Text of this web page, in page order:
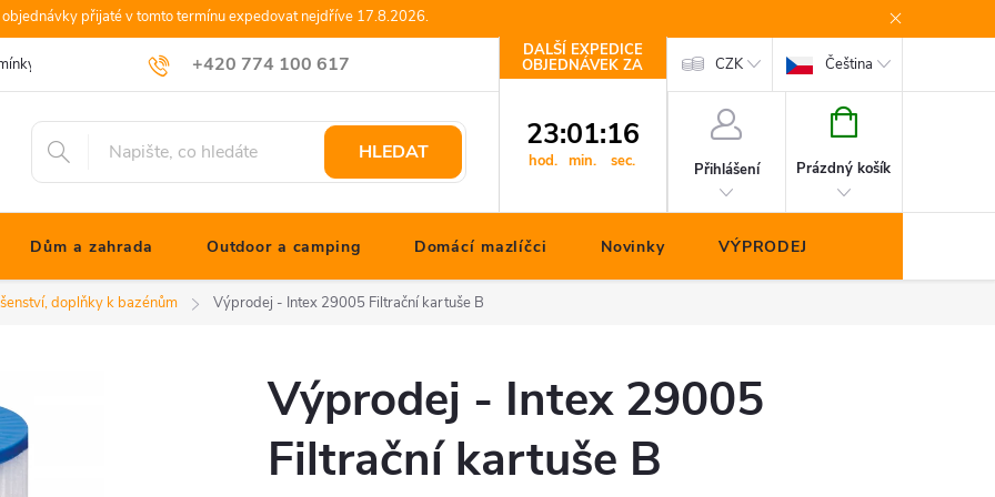
přijaté v tomto termínu expedovat nejdříve 17.8.2026.
+420 774 100 617
info@jonathanshop.cz
Podmínky ochrany osobních údajů Blog JONATHANshop.cz Kontakty CZK Čeština
HLEDAT
DALŠÍ EXPEDICE
OBJEDNÁVEK ZA
23
hod.
:01
min.
:16
sec. Přihlášení
NÁKUPNÍ
Prázdný košík
Dům a zahrada Outdoor a camping Domácí mazlíčci Novinky VÝPRODEJ
doplňky k bazénům Výprodej - Intex 29005 Filtrační kartuše B
Výprodej - Intex 29005
Filtrační kartuše B